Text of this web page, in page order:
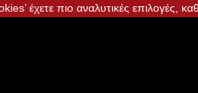
έχετε πιο αναλυτικές επιλογές,